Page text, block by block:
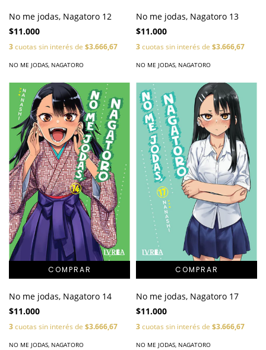
No me jodas, Nagatoro 12
$11.000
3cuotas sin interés de $3.666,67
NO ME JODAS, NAGATORO
No me jodas, Nagatoro 13
$11.000
3cuotas sin interés de $3.666,67
NO ME JODAS, NAGATORO
No me jodas, Nagatoro 14
$11.000
3cuotas sin interés de $3.666,67
NO ME JODAS, NAGATORO
No me jodas, Nagatoro 17
$11.000
3cuotas sin interés de $3.666,67
NO ME JODAS, NAGATORO